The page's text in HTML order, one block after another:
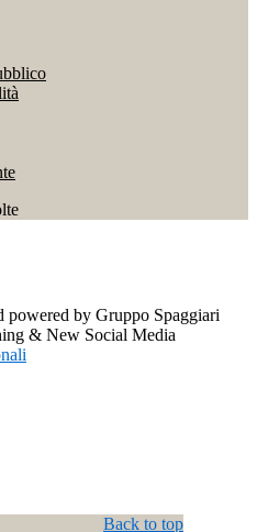
powered by Gruppo Spaggiari
& New Social Media
Back to top